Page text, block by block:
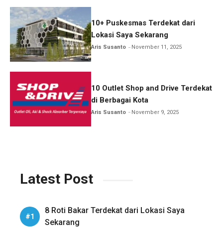
10+ Puskesmas Terdekat dari
Lokasi Saya Sekarang
Aris Susanto November 11, 2025
10 Outlet Shop and Drive Terdekat
di Berbagai Kota
Aris Susanto November 9, 2025
Latest Post
8 Roti Bakar Terdekat dari Lokasi Saya
Sekarang